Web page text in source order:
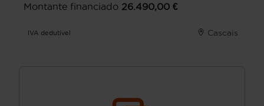
Montante financiado 26.490,00 €
IVA dedutível Cascais